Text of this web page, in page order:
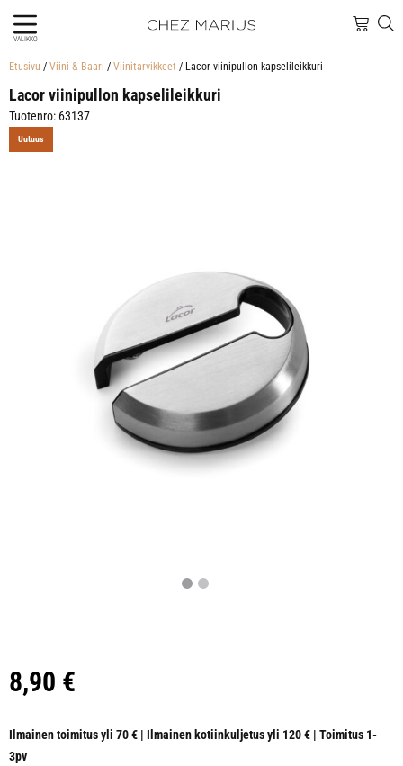
VALIKKO
Etusivu / Viini & Baari / Viinitarvikkeet / Lacor viinipullon kapselileikkuri
Lacor viinipullon kapselileikkuri
Tuotenro: 63137
Uutuus
8,90 €
Ilmainen toimitus yli 70 € | Ilmainen kotiinkuljetus yli 120 € | Toimitus 1-
3pv